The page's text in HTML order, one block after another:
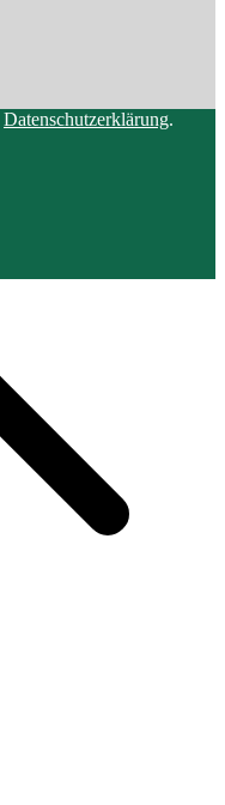
Datenschutzerklärung.